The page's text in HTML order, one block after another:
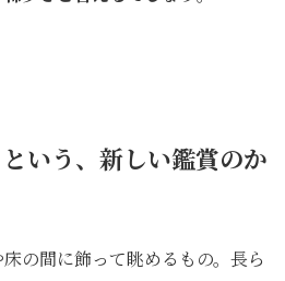
いう、新しい鑑賞のか
の間に飾って眺めるもの。長ら